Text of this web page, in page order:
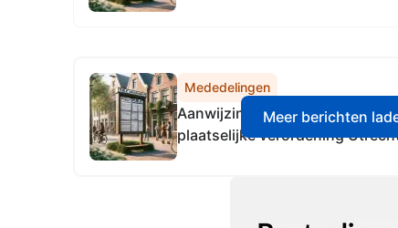
Mededelingen
Aanwijzingsbesluit krachtens
plaatselijke verordening
Meer berichten